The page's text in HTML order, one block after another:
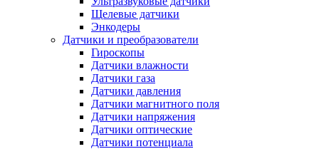
Щелевые датчики
Энкодеры
Датчики и преобразователи
Гироскопы
Датчики влажности
Датчики газа
Датчики давления
Датчики магнитного поля
Датчики напряжения
Датчики оптические
Датчики потенциала